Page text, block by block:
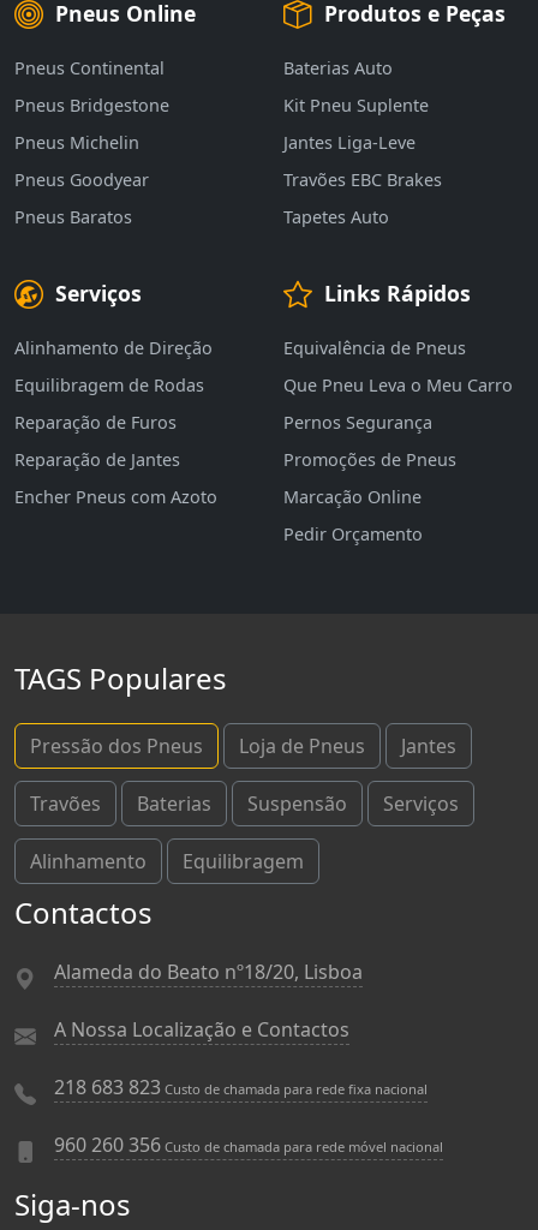
Pneus Online
Pneus Continental
Pneus Bridgestone
Pneus Michelin
Pneus Goodyear
Pneus Baratos
Produtos e Peças
Baterias Auto
Kit Pneu Suplente
Jantes Liga-Leve
Travões EBC Brakes
Tapetes Auto
Serviços
Alinhamento de Direção
Equilibragem de Rodas
Reparação de Furos
Reparação de Jantes
Encher Pneus com Azoto
Links Rápidos
Equivalência de Pneus
Que Pneu Leva o Meu Carro
Pernos Segurança
Promoções de Pneus
Marcação Online
Pedir Orçamento
TAGS Populares
Pressão dos Pneus Loja de Pneus Jantes
Travões Baterias Suspensão Serviços
Alinhamento Equilibragem
Contactos
Alameda do Beato nº18/20, Lisboa
A Nossa Localização e Contactos
218 683 823 Custo de chamada para rede fixa nacional
960 260 356 Custo de chamada para rede móvel nacional
Siga-nos